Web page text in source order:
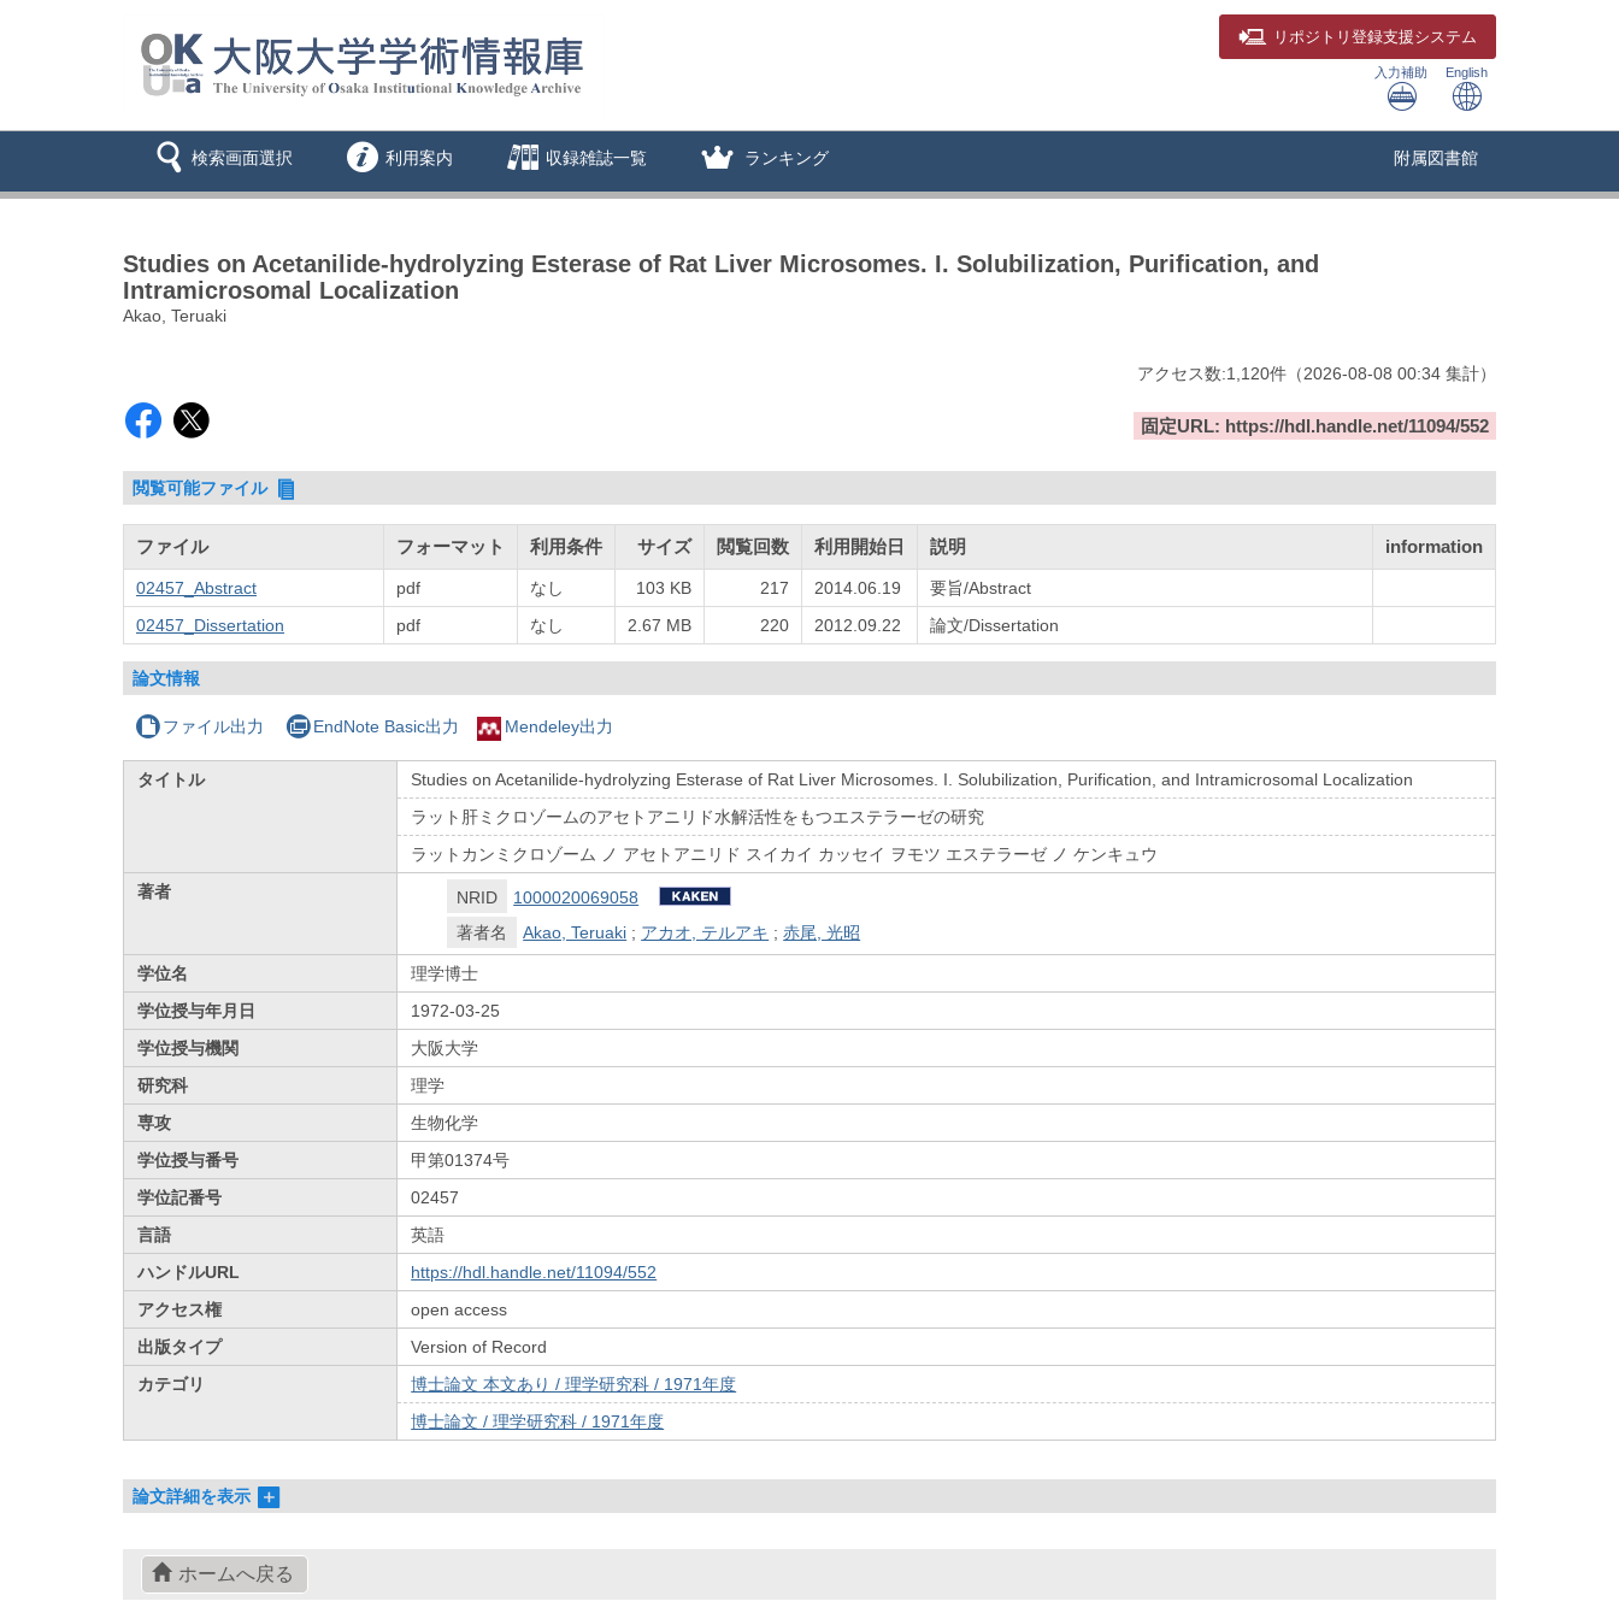
リポジトリ 登録支援システム
入力補助 English
検索画面選択 利用案内 収録雑誌一覧 ランキング 附属図書館
Studies on Acetanilide-hydrolyzing Esterase of Rat Liver Microsomes. I. Solubilization, Purification, and
Intramicrosomal Localization
Akao, Teruaki
アクセス数:1,120件 （2026-08-08 00:34 集計）
固定URL: https://hdl.handle.net/11094/552
閲覧可能ファイル
ファイル フォーマット 利用条件 サイズ 閲覧回数 利用開始日 説明 information
02457_Abstract pdf なし 103 KB 217 2014.06.19
要旨/Abstract
02457_Dissertation
pdf なし 2.67 MB 220 2012.09.22 論文/Dissertation
論文情報
ファイル出力 EndNote Basic出力 Mendeley出力
タイトル
Studies on Acetanilide-hydrolyzing Esterase of Rat Liver Microsomes. I. Solubilization, Purification, and Intramicrosomal Localization
ラット肝ミクロゾームのアセトアニリド水解活性をもつエステラーゼの研究
ラットカンミクロゾーム ノ アセトアニリド スイカイ カッセイ ヲモツ エステラーゼ ノ ケンキュウ
著者
NRID
1000020069058
著者名
Akao, Teruaki ; アカオ, テルアキ ;赤尾, 光昭
学位名
理学博士
学位授与年月日
1972-03-25
学位授与機関
大阪大学
研究科
理学
専攻
生物化学
学位授与番号
甲第01374号
学位記番号
02457
言語
英語
ハンドルURL
https://hdl.handle.net/11094/552
アクセス権
open access
出版タイプ
Version of Record
カテゴリ
博士論文 本文あり / 理学研究科 / 1971年度
博士論文 / 理学研究科 / 1971年度
論文詳細を表示
ホームへ戻る